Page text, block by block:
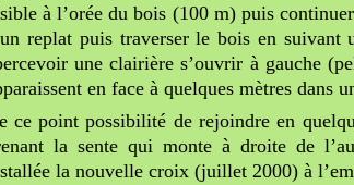
à l’orée du bois (100 m) puis
replat puis traverser le bois en suivant
une clairière s’ouvrir à gauche
en face à quelques mètres dans
ce point possibilité de rejoindre en
la sente qui monte à droite de
la nouvelle croix (juillet 2000) à